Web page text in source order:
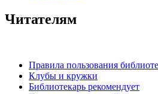
Читателям
Правила пользования
Клубы и кружки
Библиотекарь рекомендует